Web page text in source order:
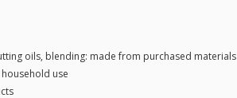
oils, blending: made from purchased materials
use